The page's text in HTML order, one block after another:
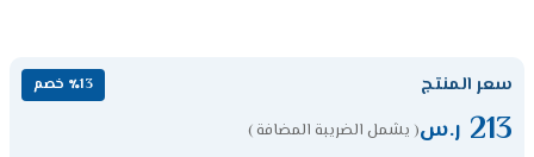
سعر المنتج ٪13 خصم
213 ر.س( يشمل الضريبة المضافة )